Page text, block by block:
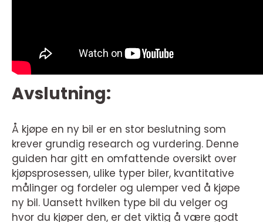
Avslutning:
Å kjøpe en ny bil er en stor beslutning som
krever grundig research og vurdering. Denne
guiden har gitt en omfattende oversikt over
kjøpsprosessen, ulike typer biler, kvantitative
målinger og fordeler og ulemper ved å kjøpe
ny bil. Uansett hvilken type bil du velger og
hvor du kjøper den, er det viktig å være godt